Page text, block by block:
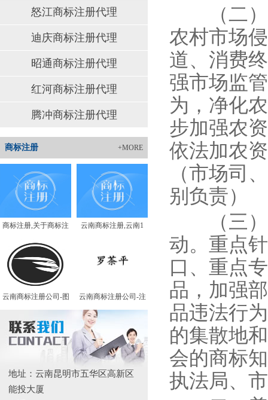
怒江商标注册代理
迪庆商标注册代理
昭通商标注册代理
红河商标注册代理
腾冲商标注册代理
+MORE
商标注册
商标注册,关于商标注 云南商标注册,云南1
云南商标注册公司-图 云南商标注册公司-注
地址：云南昆明市五华区高新区
能投大厦
（二）
农村市场
道、消费
强市场监
为，净化
步加强农
依法加农
（市场司
别负责）
（三）
动。重点
口、重点
品，加强
品违法行
的集散地
会的商标
执法局、